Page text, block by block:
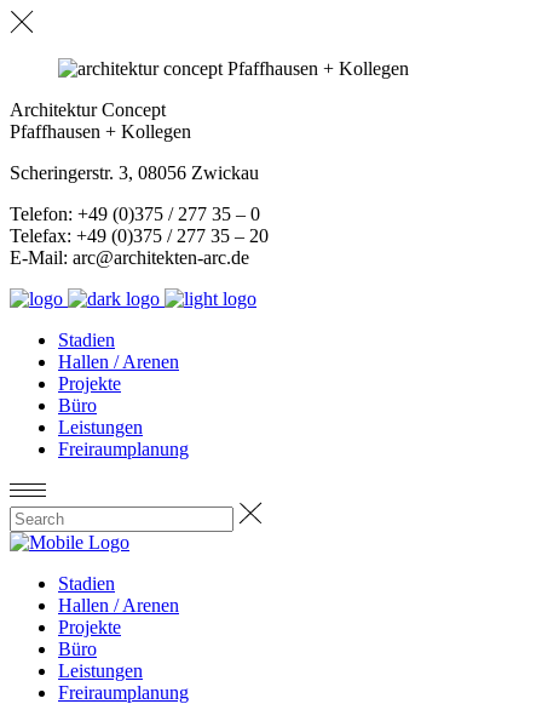
Architektur Concept
Pfaffhausen + Kollegen
Scheringerstr. 3, 08056 Zwickau
Telefon: +49 (0)375 / 277 35 – 0
Telefax: +49 (0)375 / 277 35 – 20
E-Mail: arc@architekten-arc.de
Stadien
Hallen / Arenen
Projekte
Büro
Leistungen
Freiraumplanung
Stadien
Hallen / Arenen
Projekte
Büro
Leistungen
Freiraumplanung